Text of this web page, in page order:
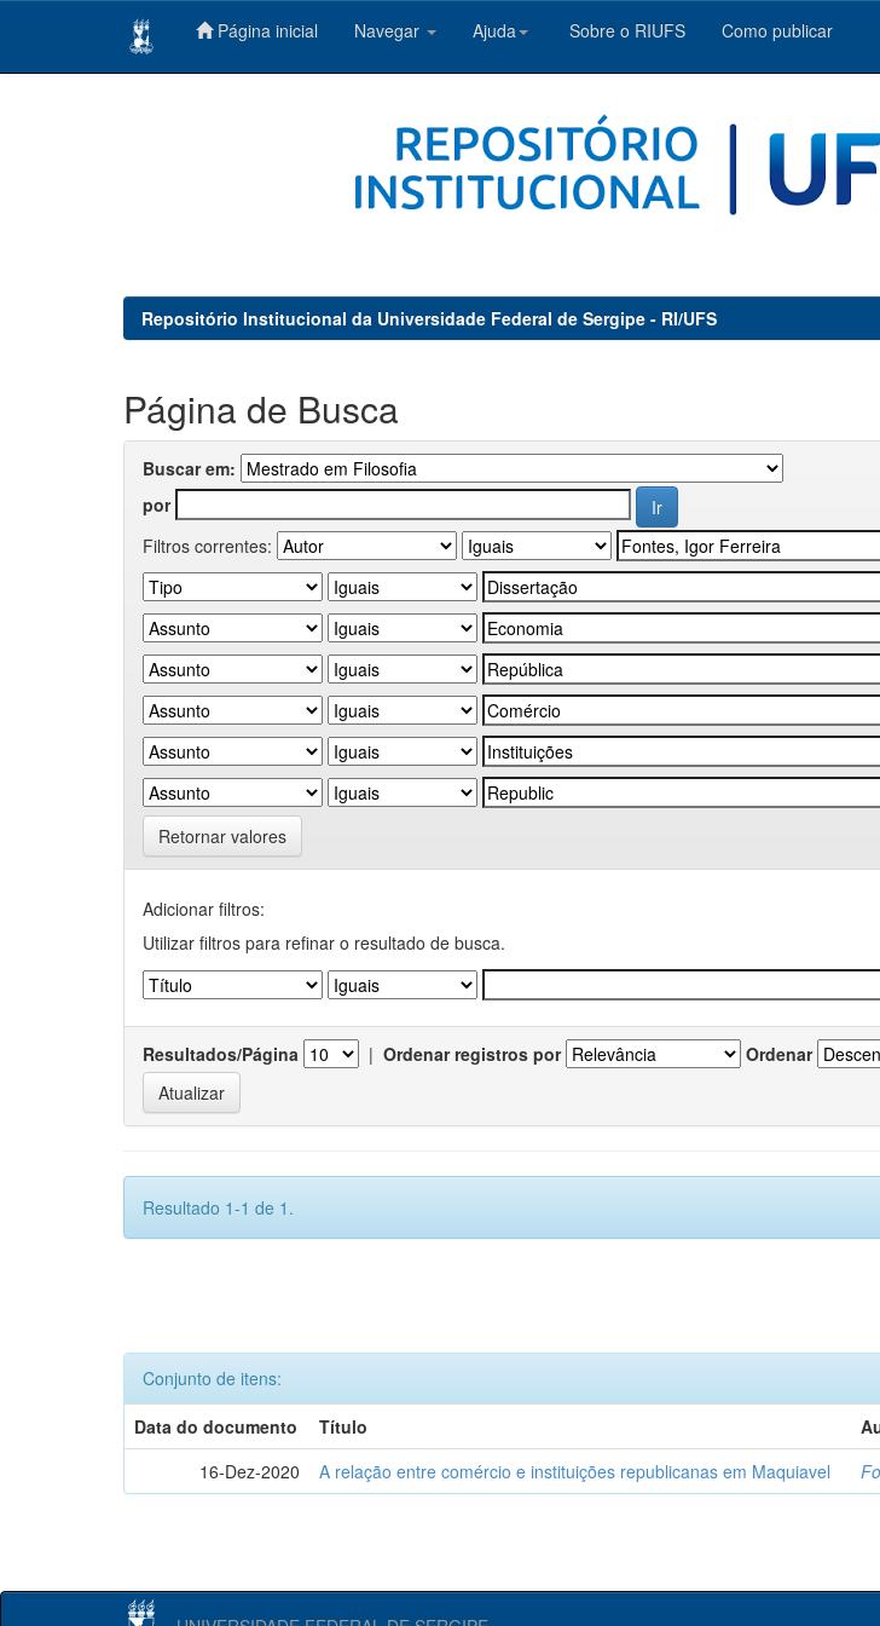
Página inicial Navegar Ajuda Sobre o RIUFS Como publicar
Repositório Institucional da Universidade Federal de Sergipe - RI/UFS
Página de Busca
Buscar em:
por
Filtros correntes:
Retornar valores
Adicionar filtros:
Utilizar filtros para refinar o resultado de busca.
Resultados/Página | Ordenar registros por Ordenar
Resultado 1-1 de 1.
Conjunto de itens:
Data do documento
Título
16-Dez-2020
A relação entre comércio e instituições republicanas em Maquiavel